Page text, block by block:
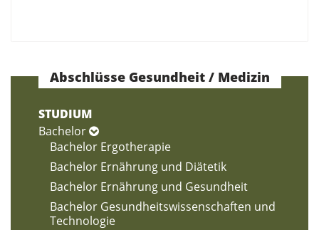
Abschlüsse Gesundheit / Medizin
STUDIUM
Bachelor
Bachelor Ergotherapie
Bachelor Ernährung und Diätetik
Bachelor Ernährung und Gesundheit
Bachelor Gesundheitswissenschaften und
Technologie